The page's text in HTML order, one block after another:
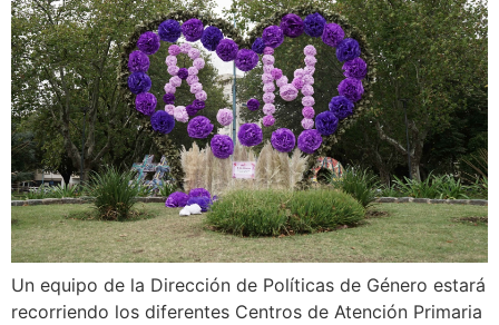
Un equipo de la Dirección de Políticas de Género estará
recorriendo los diferentes Centros de Atención Primaria